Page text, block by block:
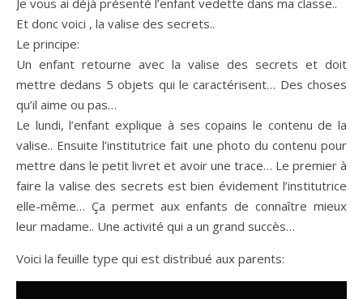
Je vous ai déjà présenté l’enfant vedette dans ma classe..
Et donc voici , la valise des secrets..
Le principe:
Un enfant retourne avec la valise des secrets et doit
mettre dedans 5 objets qui le caractérisent… Des choses
qu’il aime ou pas…
Le lundi, l’enfant explique à ses copains le contenu de la
valise.. Ensuite l’institutrice fait une photo du contenu pour
mettre dans le petit livret et avoir une trace… Le premier à
faire la valise des secrets est bien évidement l’institutrice
elle-même… Ça permet aux enfants de connaître mieux
leur madame.. Une activité qui a un grand succès…
Voici la feuille type qui est distribué aux parents: